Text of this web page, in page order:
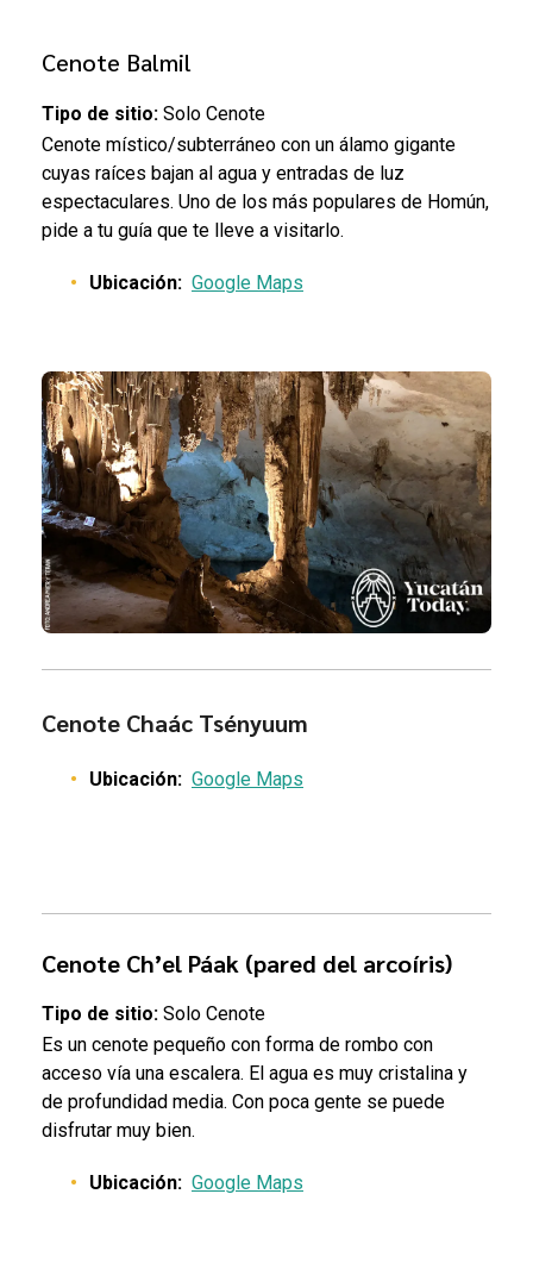
Cenote Balmil
Tipo de sitio: Solo Cenote
Cenote místico/subterráneo con un álamo gigante
cuyas raíces bajan al agua y entradas de luz
espectaculares. Uno de los más populares de Homún,
pide a tu guía que te lleve a visitarlo.
Ubicación: Google Maps
Cenote Chaác Tsényuum
Ubicación: Google Maps
Cenote Ch’el Páak (pared del arcoíris)
Tipo de sitio: Solo Cenote
Es un cenote pequeño con forma de rombo con
acceso vía una escalera. El agua es muy cristalina y
de profundidad media. Con poca gente se puede
disfrutar muy bien.
Ubicación: Google Maps